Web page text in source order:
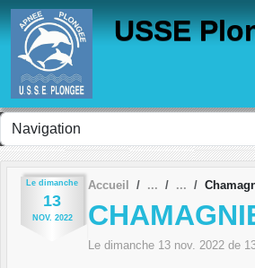
USSE
Le dimanche
13
NOV. 2022
Accueil
Le dimanche 13 nov. 2022 de
Panneau de gestion des cookies